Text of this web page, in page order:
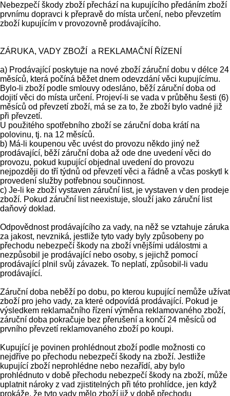
Nebezpečí škody zboží přechází na kupujícího předáním zboží
prvnímu dopravci k přepravě do místa určení, nebo převzetím
zboží kupujícím v provozovně prodávajícího.
ZÁRUKA, VADY ZBOŽÍ a REKLAMAČNÍ ŘÍZENÍ
a) Prodávající poskytuje na nové zboží záruční dobu v délce 24
měsíců, která počíná běžet dnem odevzdání věci kupujícímu.
Bylo-li zboží podle smlouvy odesláno, běží záruční doba od
dojití věci do místa určení. Projeví-li se vada v průběhu šesti (6)
měsíců od převzetí zboží, má se za to, že zboží bylo vadné již
při převzetí.
U použitého spotřebního zboží se záruční doba krátí na
polovinu, tj. na 12 měsíců.
b) Má-li koupenou věc uvést do provozu někdo jiný než
prodávající, běží záruční doba až ode dne uvedení věci do
provozu, pokud kupující objednal uvedení do provozu
nejpozději do tří týdnů od převzetí věci a řádně a včas poskytl k
provedení služby potřebnou součinnost.
c) Je-li ke zboží vystaven záruční list, je vystaven v den prodeje
zboží. Pokud záruční list neexistuje, slouží jako záruční list
daňový doklad.
Odpovědnost prodávajícího za vady, na něž se vztahuje záruka
za jakost, nevzniká, jestliže tyto vady byly způsobeny po
přechodu nebezpečí škody na zboží vnějšími událostmi a
nezpůsobil je prodávající nebo osoby, s jejichž pomocí
prodávající plnil svůj závazek. To neplatí, způsobil-li vadu
prodávající.
Záruční doba neběží po dobu, po kterou kupující nemůže užívat
zboží pro jeho vady, za které odpovídá prodávající. Pokud je
výsledkem reklamačního řízení výměna reklamovaného zboží,
záruční doba pokračuje bez přerušení a končí 24 měsíců od
prvního převzetí reklamovaného zboží po koupi.
Kupující je povinen prohlédnout zboží podle možnosti co
nejdříve po přechodu nebezpečí škody na zboží. Jestliže
kupující zboží neprohlédne nebo nezařídí, aby bylo
prohlédnuto v době přechodu nebezpečí škody na zboží, může
uplatnit nároky z vad zjistitelných při této prohlídce, jen když
prokáže, že tyto vady mělo zboží již v době přechodu